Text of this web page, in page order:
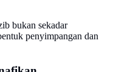
bukan sekadar
penyimpangan dan